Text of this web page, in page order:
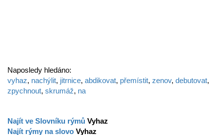
Naposledy hledáno:
vyhaz, nachýlit, jitrnice, abdikovat, přemístit, zenov, debutovat,
zpychnout, skrumáž, na
Najít ve Slovníku rýmů Vyhaz
Najít rýmy na slovo Vyhaz